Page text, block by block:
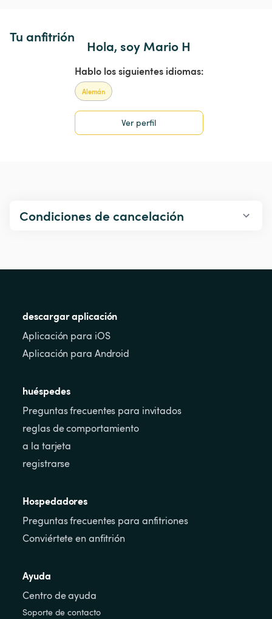
Tu anfitrión
Hola, soy Mario H
Hablo los siguientes idiomas:
Alemán
Ver perfil
Condiciones de cancelación
descargar aplicación
Aplicación para iOS
Aplicación para Android
huéspedes
Preguntas frecuentes para invitados
reglas de comportamiento
a la tarjeta
registrarse
Hospedadores
Preguntas frecuentes para anfitriones
Conviértete en anfitrión
Ayuda
Centro de ayuda
Soporte de contacto